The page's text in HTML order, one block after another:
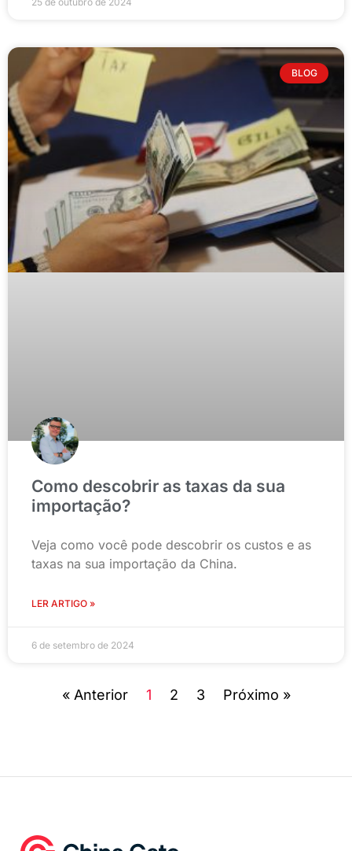
BLOG
Como descobrir as taxas da sua
importação?
Veja como você pode descobrir os custos e as
taxas na sua importação da China.
LER ARTIGO »
6 de setembro de 2024
« Anterior 1 2 3 Próximo »